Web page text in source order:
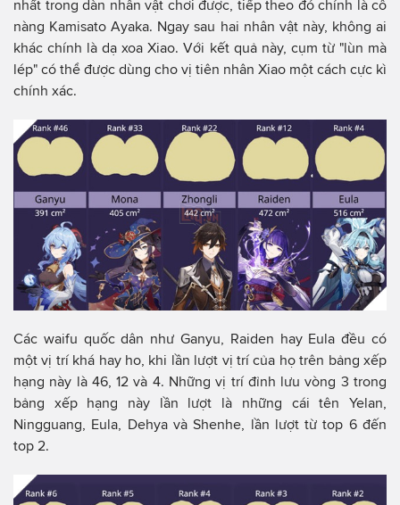
nhất trong dàn nhân vật chơi được, tiếp theo đó chính là cô
nàng Kamisato Ayaka. Ngay sau hai nhân vật này, không ai
khác chính là dạ xoa Xiao. Với kết quả này, cụm từ "lùn mà
lép" có thể được dùng cho vị tiên nhân Xiao một cách cực kì
chính xác.
Các waifu quốc dân như Ganyu, Raiden hay Eula đều có
một vị trí khá hay ho, khi lần lượt vị trí của họ trên bảng xếp
hạng này là 46, 12 và 4. Những vị trí đỉnh lưu vòng 3 trong
bảng xếp hạng này lần lượt là những cái tên Yelan,
Ningguang, Eula, Dehya và Shenhe, lần lượt từ top 6 đến
top 2.